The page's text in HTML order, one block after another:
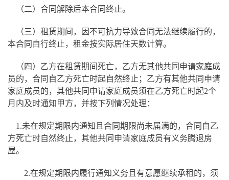
（二）合同解除后本合同终止。
（三）租赁期间，因不可抗力导致合同无法继续履行的，
本合同自行终止，租金按实际居住天数计算。
（四）乙方在租赁期间死亡，乙方无其他共同申请家庭成
员的，合同自乙方死亡时起自然终止；乙方有其他共同申请
家庭成员的，其他共同申请家庭成员须在乙方死亡时起2个
月内及时通知甲方，并按下列情况处理：
1.未在规定期限内通知且合同期限尚未届满的，合同自乙
方死亡时自然终止，其他共同申请家庭成员有义务腾退房
屋。
2.在规定期限内履行通知义务且有意愿继续承租的，须